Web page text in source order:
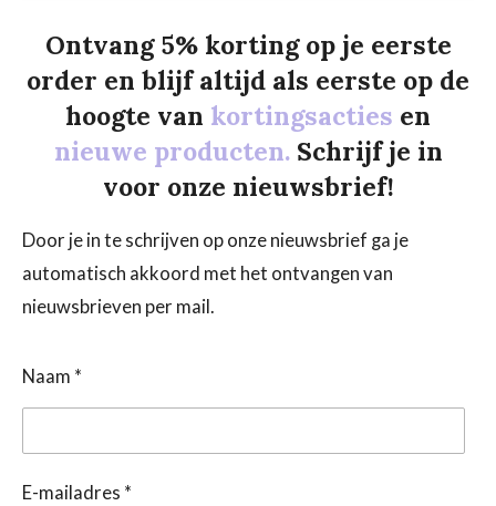
Ontvang 5% korting op je eerste
order en blijf altijd als eerste op de
hoogte van kortingsacties en
nieuwe producten. Schrijf je in
voor onze nieuwsbrief!
Door je in te schrijven op onze nieuwsbrief ga je
automatisch akkoord met het ontvangen van
nieuwsbrieven per mail.
Naam *
E-mailadres *